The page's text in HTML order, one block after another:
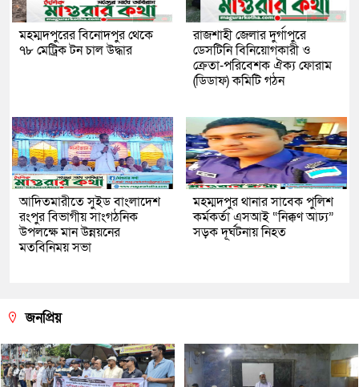
মহম্মদপুরের বিনোদপুর থেকে
৭৮ মেট্রিক টন চাল উদ্ধার
রাজশাহী জেলার দুর্গাপুরে
ডেসটিনি বিনিয়োগকারী ও
ক্রেতা-পরিবেশক ঐক্য ফোরাম
(ডিডাফ) কমিটি গঠন
আদিতমারীতে সুইড বাংলাদেশ
রংপুর বিভাগীয় সাংগঠনিক
উপলক্ষে মান উন্নয়নের
মতবিনিময় সভা
মহম্মদপুর থানার সাবেক পুলিশ
কর্মকর্তা এসআই “নিক্কণ আঢ্য”
সড়ক দূর্ঘটনায় নিহত
জনপ্রিয়